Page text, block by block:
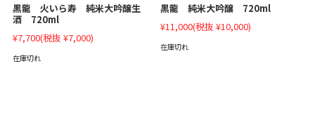
黒龍 火いら寿 純米大吟醸生
酒 720ml
¥7,700(税抜 ¥7,000)
在庫切れ
黒龍 純米大吟醸 720ml
¥11,000(税抜 ¥10,000)
在庫切れ